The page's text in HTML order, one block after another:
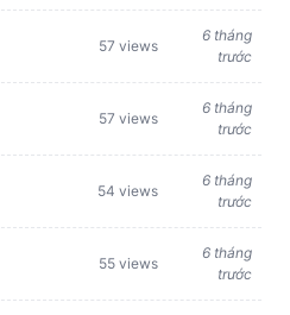
57 views
6 tháng
trước
57 views
6 tháng
trước
54 views
6 tháng
trước
55 views
6 tháng
trước